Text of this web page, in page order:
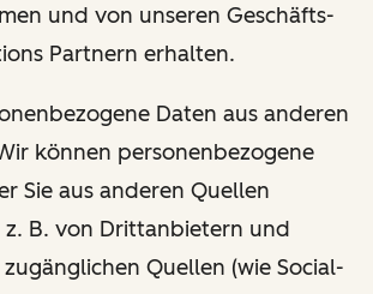
und von unseren Geschäfts-
Partnern erhalten.
Daten aus anderen
können personenbezogene
Sie aus anderen Quellen
z. B. von Drittanbietern und
Quellen (wie Social-